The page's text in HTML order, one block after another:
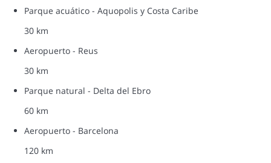
Parque acuático - Aquopolis y Costa Caribe
30 km
Aeropuerto - Reus
30 km
Parque natural - Delta del Ebro
60 km
Aeropuerto - Barcelona
120 km